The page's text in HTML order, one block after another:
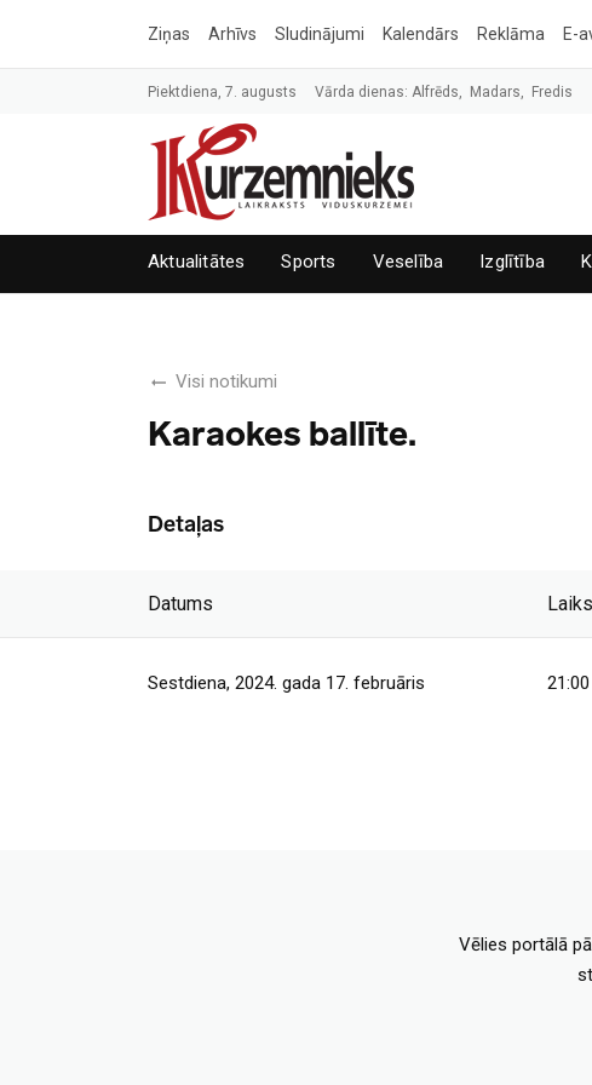
Ziņas Arhīvs Sludinājumi Kalendārs Reklāma E-
Piektdiena, 7. augusts Vārda dienas: Alfrēds, Madars, Fredis
Aktualitātes Sports Veselība Izglītība
Visi notikumi
Karaokes ballīte.
Detaļas
Datums Laiks
Sestdiena, 2024. gada 17. februāris 21:00
Vēlies portālā